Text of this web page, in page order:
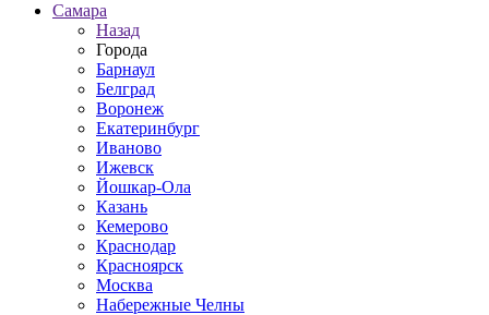
Самара
Назад
Города
Барнаул
Белград
Воронеж
Екатеринбург
Иваново
Ижевск
Йошкар-Ола
Казань
Кемерово
Краснодар
Красноярск
Москва
Набережные Челны